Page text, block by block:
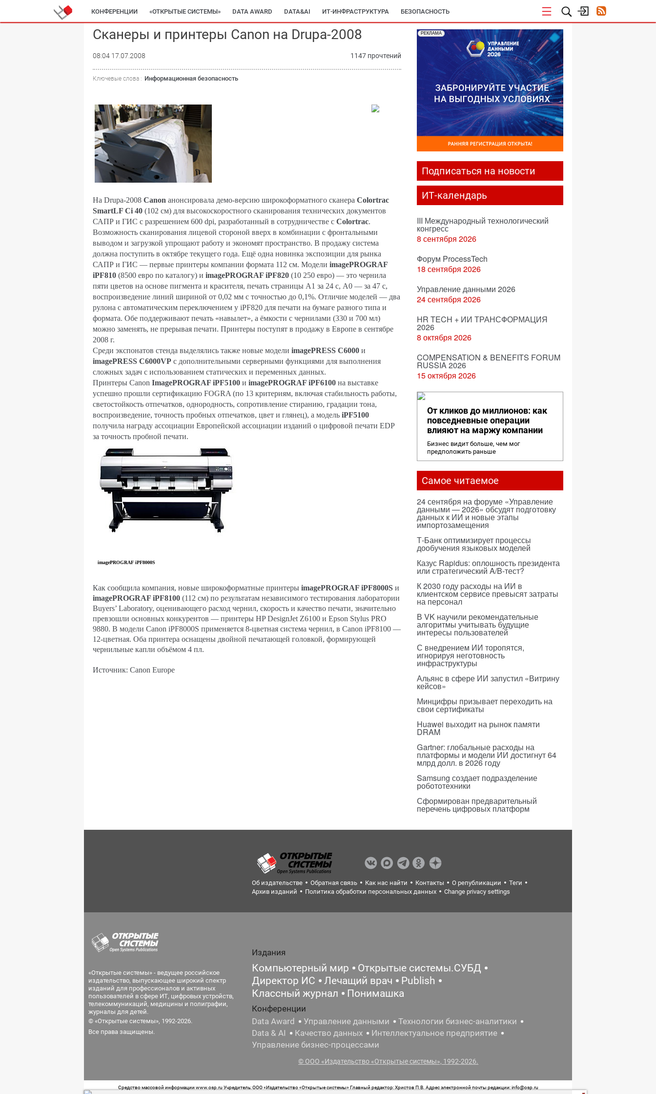
КОНФЕРЕНЦИИ «ОТКРЫТЫЕ СИСТЕМЫ» DATA AWARD DATA&AI ИТ-ИНФРАСТРУКТУРА БЕЗОПАСНОСТЬ
Сканеры и принтеры Canon на Drupa-2008
08:04 17.07.2008 1147 прочтений
Ключевые слова : Информационная безопасность
На Drupa-2008 Canon анонсировала демо-версию широкоформатного сканера Colortrac
SmartLF Ci 40 (102 см) для высокоскоростного сканирования технических документов
САПР и ГИС с разрешением 600 dpi, разработанный в сотрудничестве с Colortrac.
Возможность сканирования лицевой стороной вверх в комбинации с фронтальными
выводом и загрузкой упрощают работу и экономят пространство. В продажу система
должна поступить в октябре текущего года. Ещё одна новинка экспозиции для рынка
САПР и ГИС — первые принтеры компании формата 112 см. Модели imagePROGRAF
iPF810 (8500 евро по каталогу) и imagePROGRAF iPF820 (10 250 евро) — это чернила
пяти цветов на основе пигмента и красителя, печать страницы A1 за 24 с, A0 — за 47 с,
воспроизведение линий шириной от 0,02 мм с точностью до 0,1%. Отличие моделей — два
рулона с автоматическим переключением у iPF820 для печати на бумаге разного типа и
формата. Обе поддерживают печать «навылет», а ёмкости с чернилами (330 и 700 мл)
можно заменять, не прерывая печати. Принтеры поступят в продажу в Европе в сентябре
2008 г.
Среди экспонатов стенда выделялись также новые модели imagePRESS C6000 и
imagePRESS C6000VP с дополнительными серверными функциями для выполнения
сложных задач с использованием статических и переменных данных.
Принтеры Canon ImagePROGRAF iPF5100 и imagePROGRAF iPF6100 на выставке
успешно прошли сертификацию FOGRA (по 13 критериям, включая стабильность работы,
светостойкость отпечатков, однородность, сопротивление стиранию, градации тона,
воспроизведение, точность пробных отпечатков, цвет и глянец), а модель iPF5100
получила награду ассоциации Европейской ассоциации изданий о цифровой печати EDP
за точность пробной печати.
imagePROGRAF iPF8000S
Как сообщила компания, новые широкоформатные принтеры imagePROGRAF iPF8000S и
imagePROGRAF iPF8100 (112 см) по результатам независимого тестирования лаборатории
Buyers’ Laboratory, оценивающего расход чернил, скорость и качество печати, значительно
превзошли основных конкурентов — принтеры HP DesignJet Z6100 и Epson Stylus PRO
9880. В модели Canon iPF8000S применяется 8-цветная система чернил, в Canon iPF8100 —
12-цветная. Оба принтера оснащены двойной печатающей головкой, формирующей
чернильные капли объёмом 4 пл.
Источник: Canon Europe
РЕКЛАМА
Подписаться на новости
ИТ-календарь
III Международный технологический
конгресс
8 сентября 2026
Форум ProcessTech
18 сентября 2026
Управление данными 2026
24 сентября 2026
HR TECH + ИИ ТРАНСФОРМАЦИЯ
2026
8 октября 2026
COMPENSATION & BENEFITS FORUM
RUSSIA 2026
15 октября 2026
От кликов до миллионов: как
повседневные операции
влияют на маржу компании
Бизнес видит больше, чем мог
предположить раньше
Самое читаемое
24 сентября на форуме «Управление
данными — 2026» обсудят подготовку
данных к ИИ и новые этапы
импортозамещения
Т-Банк оптимизирует процессы
дообучения языковых моделей
Казус Rapidus: оплошность президента
или стратегический A/B-тест?
К 2030 году расходы на ИИ в
клиентском сервисе превысят затраты
на персонал
В VK научили рекомендательные
алгоритмы учитывать будущие
интересы пользователей
С внедрением ИИ торопятся,
игнорируя неготовность
инфраструктуры
Альянс в сфере ИИ запустил «Витрину
кейсов»
Минцифры призывает переходить на
свои сертификаты
Huawei выходит на рынок памяти
DRAM
Gartner: глобальные расходы на
платформы и модели ИИ достигнут 64
млрд долл. в 2026 году
Samsung создает подразделение
робототехники
Сформирован предварительный
перечень цифровых платформ
Об издательстве Обратная связь Как нас найти Контакты О републикации
Теги
Архив изданий
Политика обработки персональных данных Change privacy settings
«Открытые системы» - ведущее российское
издательство, выпускающее широкий спектр
изданий для профессионалов и активных
пользователей в сфере ИТ, цифровых устройств,
телекоммуникаций, медицины и полиграфии,
журналы для детей.
© «Открытые системы», 1992-2026.
Все права защищены.
Издания
Компьютерный мир
Открытые системы.СУБД
Директор ИС
Лечащий врач
Publish
Классный журнал
Понимашка
Конференции
Data Award
Управление данными
Технологии бизнес-аналитики
Data & AI
Качество данных
Интеллектуальное предприятие
Управление бизнес-процессами
© ООО «Издательство «Открытые системы», 1992-2026.
Средство массовой информации www.osp.ru Учредитель: ООО «Издательство «Открытые системы» Главный редактор: Христов П.В. Адрес электронной почты редакции: info@osp.ru